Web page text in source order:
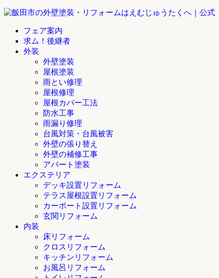
フェア案内
求ム！後継者
外装
外壁塗装
屋根塗装
雨とい修理
屋根修理
屋根カバー工法
防水工事
雨漏り修理
台風対策・台風被害
外壁の張り替え
外壁の補修工事
アパート塗装
エクステリア
デッキ設置リフォーム
テラス屋根設置リフォーム
カーポート設置リフォーム
玄関リフォーム
内装
床リフォーム
クロスリフォーム
キッチンリフォーム
お風呂リフォーム